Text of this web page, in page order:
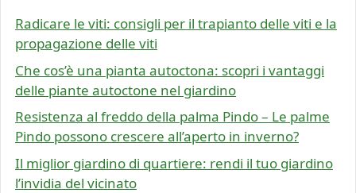
Radicare le viti: consigli per il trapianto delle viti e la
propagazione delle viti
Che cos’è una pianta autoctona: scopri i vantaggi
delle piante autoctone nel giardino
Resistenza al freddo della palma Pindo – Le palme
Pindo possono crescere all’aperto in inverno?
Il miglior giardino di quartiere: rendi il tuo giardino
l’invidia del vicinato